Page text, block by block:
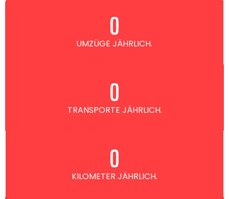
UMZÜGE JÄHRLICH.
0
TRANSPORTE JÄHRLICH.
0
KILOMETER JÄHRLICH.
0